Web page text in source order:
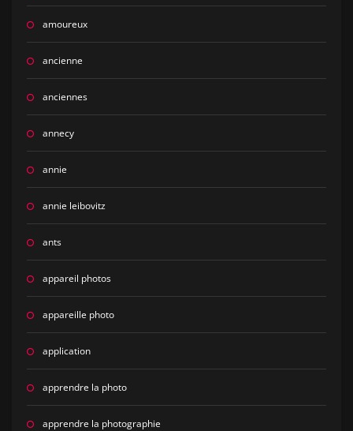
amoureux
ancienne
anciennes
annecy
annie
annie leibovitz
ants
appareil photos
appareille photo
application
apprendre la photo
apprendre la photographie